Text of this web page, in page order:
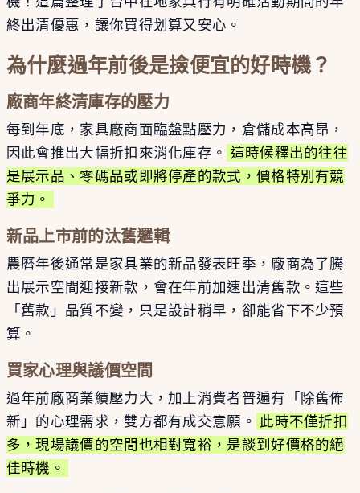
終出清優惠，讓你買得划算又安心。
為什麼過年前後是撿便宜的好時機？
廠商年終清庫存的壓力
每到年底，家具廠商面臨盤點壓力，倉儲成本高昂，
因此會推出大幅折扣來消化庫存。 這時候釋出的往往
是展示品、零碼品或即將停產的款式，價格特別有競
爭力。
新品上市前的汰舊邏輯
農曆年後通常是家具業的新品發表旺季，廠商為了騰
出展示空間迎接新款，會在年前加速出清舊款。這些
「舊款」品質不變，只是設計稍早，卻能省下不少預
算。
買家心理與議價空間
過年前廠商業績壓力大，加上消費者普遍有「除舊佈
新」的心理需求，雙方都有成交意願。 此時不僅折扣
多，現場議價的空間也相對寬裕，是談到好價格的絕
佳時機。